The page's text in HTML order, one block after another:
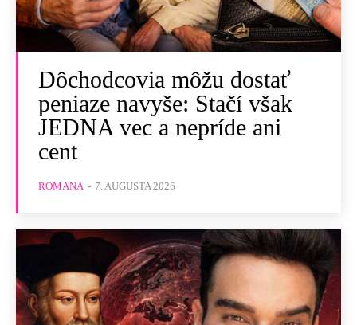
Dôchodcovia môžu dostať
peniaze navyše: Stačí však
JEDNA vec a nepríde ani
cent
ROMANA - 7. AUGUSTA 2026